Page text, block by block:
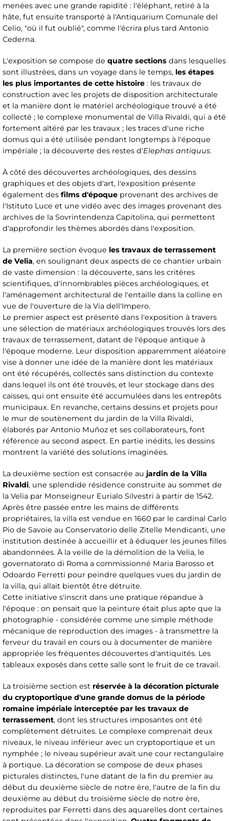
menées avec une grande rapidité : l'éléphant, retiré à la
hâte, fut ensuite transporté à l'Antiquarium Comunale del
Celio, "où il fut oublié", comme l'écrira plus tard Antonio
Cederna.
L'exposition se compose de quatre sections dans lesquelles
sont illustrées, dans un voyage dans le temps, les étapes
les plus importantes de cette histoire : les travaux de
construction avec les projets de disposition architecturale
et la manière dont le matériel archéologique trouvé a été
collecté ; le complexe monumental de Villa Rivaldi, qui a été
fortement altéré par les travaux ; les traces d'une riche
domus qui a été utilisée pendant longtemps à l'époque
impériale ; la découverte des restes d'Elephas antiquus.
À côté des découvertes archéologiques, des dessins
graphiques et des objets d'art, l'exposition présente
également des films d'époque provenant des archives de
l'Istituto Luce et une vidéo avec des images provenant des
archives de la Sovrintendenza Capitolina, qui permettent
d'approfondir les thèmes abordés dans l'exposition.
La première section évoque les travaux de terrassement
de Velia, en soulignant deux aspects de ce chantier urbain
de vaste dimension : la découverte, sans les critères
scientifiques, d'innombrables pièces archéologiques, et
l'aménagement architectural de l'entaille dans la colline en
vue de l'ouverture de la Via dell'Impero.
Le premier aspect est présenté dans l'exposition à travers
une sélection de matériaux archéologiques trouvés lors des
travaux de terrassement, datant de l'époque antique à
l'époque moderne. Leur disposition apparemment aléatoire
vise à donner une idée de la manière dont les matériaux
ont été récupérés, collectés sans distinction du contexte
dans lequel ils ont été trouvés, et leur stockage dans des
caisses, qui ont ensuite été accumulées dans les entrepôts
municipaux. En revanche, certains dessins et projets pour
le mur de soutènement du jardin de la Villa Rivaldi,
élaborés par Antonio Muñoz et ses collaborateurs, font
référence au second aspect. En partie inédits, les dessins
montrent la variété des solutions imaginées.
La deuxième section est consacrée au jardin de la Villa
Rivaldi, une splendide résidence construite au sommet de
la Velia par Monseigneur Eurialo Silvestri à partir de 1542.
Après être passée entre les mains de différents
propriétaires, la villa est vendue en 1660 par le cardinal Carlo
Pio de Savoie au Conservatorio delle Zitelle Mendicanti, une
institution destinée à accueillir et à éduquer les jeunes filles
abandonnées. À la veille de la démolition de la Velia, le
governatorato di Roma a commissionné Maria Barosso et
Odoardo Ferretti pour peindre quelques vues du jardin de
la villa, qui allait bientôt être détruite.
Cette initiative s'inscrit dans une pratique répandue à
l'époque : on pensait que la peinture était plus apte que la
photographie - considérée comme une simple méthode
mécanique de reproduction des images - à transmettre la
ferveur du travail en cours ou à documenter de manière
appropriée les fréquentes découvertes d'antiquités. Les
tableaux exposés dans cette salle sont le fruit de ce travail.
La troisième section est réservée à la décoration picturale
du cryptoportique d'une grande domus de la période
romaine impériale interceptée par les travaux de
terrassement, dont les structures imposantes ont été
complètement détruites. Le complexe comprenait deux
niveaux, le niveau inférieur avec un cryptoportique et un
nymphée ; le niveau supérieur avait une cour rectangulaire
à portique. La décoration se compose de deux phases
picturales distinctes, l'une datant de la fin du premier au
début du deuxième siècle de notre ère, l'autre de la fin du
deuxième au début du troisième siècle de notre ère,
reproduites par Ferretti dans des aquarelles dont certaines